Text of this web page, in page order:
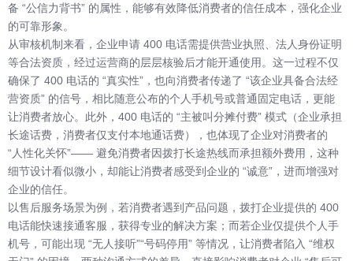
备 “公信力背书” 的属性，能够有效降低消费者的信任成本，强化企业
的可靠形象。
从审核机制来看，企业申请 400 电话需提供营业执照、法人身份证明
等合法资质，经过运营商的层层核验后才能开通使用。这一过程不仅
确保了 400 电话的 “真实性”，也向消费者传递了 “该企业具备合法经
营资质” 的信号，相比随意公布的个人手机号或普通固定电话，更能
让消费者放心。此外，400 电话的 “主被叫分摊付费” 模式（企业承担
长途话费，消费者仅支付本地通话费），也体现了企业对消费者的
“人性化关怀”—— 避免消费者因拨打长途热线而承担额外费用，这种
细节设计看似微小，却能让消费者感受到企业的 “诚意”，进而增强对
企业的信任。
以售后服务场景为例，若消费者遇到产品问题，拨打企业提供的 400
电话能快速接通客服，获得专业的解决方案；而若企业仅提供个人手
机号，可能出现 “无人接听”“号码停用” 等情况，让消费者陷入 “维权